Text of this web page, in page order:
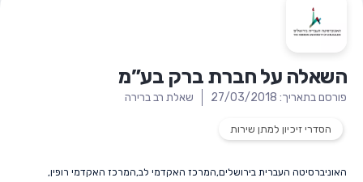
השאלה על חברת ברק בע”מ
פורסם בתאריך: 27/03/2018 שאלת רב ברירה
הסדרי זיכיון למתן שירות
האוניברסיטה העברית בירושלים,המרכז האקדמי לב,המרכז האקדמי רופין,